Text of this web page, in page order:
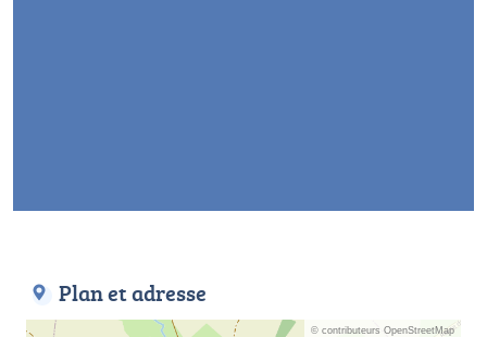
Plan et adresse
© contributeurs OpenStreetMap